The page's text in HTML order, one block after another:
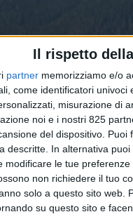
Il rispetto
partner memorizziamo e/o
come identificatori
misurazione di
noi e i nostri 825
del dispositivo.
descritte. In alternativa
modificare le tue preferenze
non richiedere il tuo
solo a questo sito web.
su questo sito e
unica